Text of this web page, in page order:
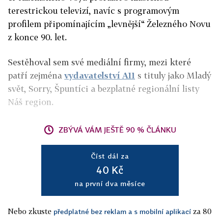
terestrickou televizí, navíc s programovým
profilem připomínajícím „levnější“ Železného Novu
z konce 90. let.
Sestěhoval sem své mediální firmy, mezi které
patří zejménavydavatelství A11 s tituly jako Mladý
svět, Sorry, Špuntíci a bezplatné regionální listy
Náš region.
ZBÝVÁ VÁM JEŠTĚ 90 % ČLÁNKU
Číst dál za
40 Kč
na první dva měsíce
Nebo zkuste předplatné bez reklam a s mobilní aplikací za 80